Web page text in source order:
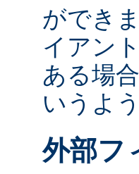
ができ
イアン
ある場
いうよ
外部フ